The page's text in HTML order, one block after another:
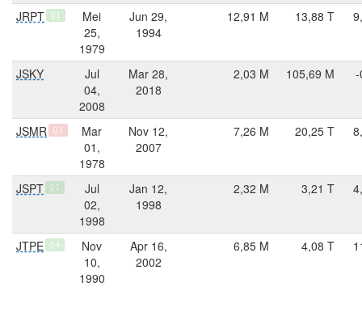
JRPT Q1
Mei
25,
1979
Jun 29,
1994
12,91 M 13,88 T
JSKY
Jul
04,
2008
Mar 28,
2018
2,03 M 105,69 M -
JSMR Q1
Mar
01,
1978
Nov 12,
2007
7,26 M 20,25 T
JSPT Q1
Jul
02,
1998
Jan 12,
1998
2,32 M 3,21 T
JTPE Q4
Nov
10,
1990
Apr 16,
2002
6,85 M 4,08 T